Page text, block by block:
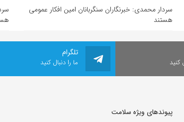
سردار محمدی: خبرنگاران سنگربانان امین افکار عمومی
هستند
تلگرام
ما را دنبال کنید کنید
پیوندهای ویژه سلامت